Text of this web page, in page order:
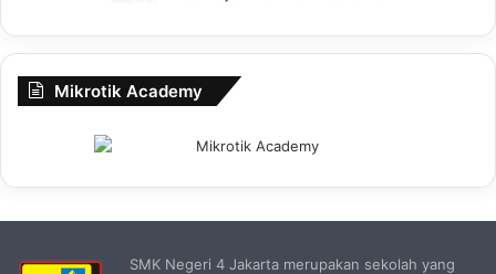
Mikrotik Academy
SMK Negeri 4 Jakarta merupakan sekolah yang